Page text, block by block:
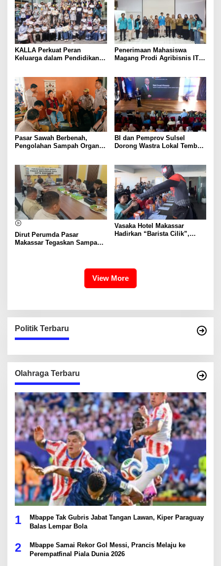
KALLA Perkuat Peran
Keluarga dalam Pendidikan
Penerimaan Mahasiswa
Magang Prodi Agribisnis ITP
Program MBKM
Pasar Sawah Berbenah,
Pengolahan Sampah Organik
BI dan Pemprov Sulsel
Dorong Wastra Lokal Tembus
Dirut Perumda Pasar
Makassar Tegaskan Sampah
Vasaka Hotel Makassar
Hadirkan “Barista Cilik”,
View More
Politik Terbaru
Olahraga Terbaru
1
Mbappe Tak Gubris Jabat Tangan Lawan, Kiper Paraguay
Balas Lempar Bola
2
Mbappe Samai Rekor Gol Messi, Prancis Melaju ke
Perempatfinal Piala Dunia 2026